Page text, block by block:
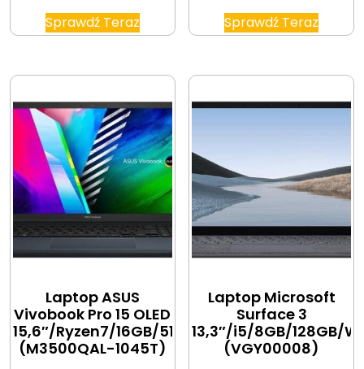
Sprawdź Teraz Sprawdź Teraz
Laptop ASUS
Vivobook Pro 15 OLED
15,6″/Ryzen7/16GB/512GB/Win10
(M3500QAL-1045T)
Laptop Microsoft
Surface 3
13,3″/i5/8GB/128GB/
(VGY00008)